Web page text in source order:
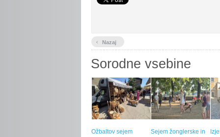
‹ Nazaj
Sorodne vsebine
Ožbaltov sejem
Sejem žonglerske in